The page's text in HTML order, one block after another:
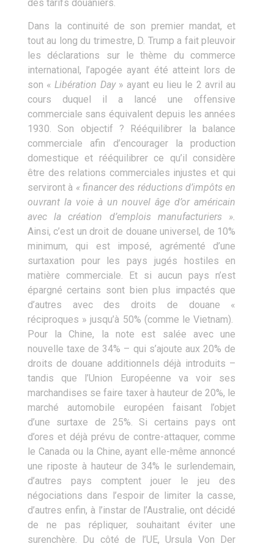
des tarifs douaniers.
Dans la continuité de son premier mandat, et
tout au long du trimestre, D. Trump a fait pleuvoir
les déclarations sur le thème du commerce
international, l’apogée ayant été atteint lors de
son «Libération Day» ayant eu lieu le 2 avril au
cours duquel il a lancé une offensive
commerciale sans équivalent depuis les années
1930. Son objectif ? Rééquilibrer la balance
commerciale afin d’encourager la production
domestique et rééquilibrer ce qu’il considère
être des relations commerciales injustes et qui
serviront à « financer des réductions d’impôts en
ouvrant la voie à un nouvel âge d’or américain
avec la création d’emplois manufacturiers ».
Ainsi, c’est un droit de douane universel, de 10%
minimum, qui est imposé, agrémenté d’une
surtaxation pour les pays jugés hostiles en
matière commerciale. Et si aucun pays n’est
épargné certains sont bien plus impactés que
d’autres avec des droits de douane «
réciproques » jusqu’à 50% (comme le Vietnam).
Pour la Chine, la note est salée avec une
nouvelle taxe de 34% – qui s’ajoute aux 20% de
droits de douane additionnels déjà introduits –
tandis que l’Union Européenne va voir ses
marchandises se faire taxer à hauteur de 20%, le
marché automobile européen faisant l’objet
d’une surtaxe de 25%. Si certains pays ont
d’ores et déjà prévu de contre-attaquer, comme
le Canada ou la Chine, ayant elle-même annoncé
une riposte à hauteur de 34% le surlendemain,
d’autres pays comptent jouer le jeu des
négociations dans l’espoir de limiter la casse,
d’autres enfin, à l’instar de l’Australie, ont décidé
de ne pas répliquer, souhaitant éviter une
surenchère. Du côté de l’UE, Ursula Von Der